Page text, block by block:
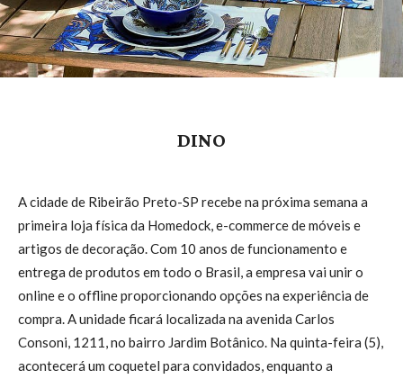
DINO
A cidade de Ribeirão Preto-SP recebe na próxima semana a
primeira loja física da Homedock, e-commerce de móveis e
artigos de decoração. Com 10 anos de funcionamento e
entrega de produtos em todo o Brasil, a empresa vai unir o
online e o offline proporcionando opções na experiência de
compra. A unidade ficará localizada na avenida Carlos
Consoni, 1211, no bairro Jardim Botânico. Na quinta-feira (5),
acontecerá um coquetel para convidados, enquanto a